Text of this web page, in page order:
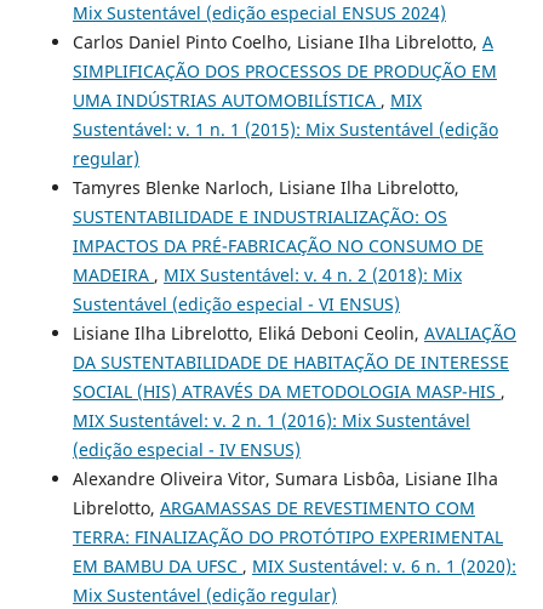
Mix Sustentável (edição especial ENSUS 2024)
Carlos Daniel Pinto Coelho, Lisiane Ilha Librelotto, A
SIMPLIFICAÇÃO DOS PROCESSOS DE PRODUÇÃO EM
UMA INDÚSTRIAS AUTOMOBILÍSTICA , MIX
Sustentável: v. 1 n. 1 (2015): Mix Sustentável (edição
regular)
Tamyres Blenke Narloch, Lisiane Ilha Librelotto,
SUSTENTABILIDADE E INDUSTRIALIZAÇÃO: OS
IMPACTOS DA PRÉ-FABRICAÇÃO NO CONSUMO DE
MADEIRA , MIX Sustentável: v. 4 n. 2 (2018): Mix
Sustentável (edição especial - VI ENSUS)
Lisiane Ilha Librelotto, Eliká Deboni Ceolin, AVALIAÇÃO
DA SUSTENTABILIDADE DE HABITAÇÃO DE INTERESSE
SOCIAL (HIS) ATRAVÉS DA METODOLOGIA MASP-HIS ,
MIX Sustentável: v. 2 n. 1 (2016): Mix Sustentável
(edição especial - IV ENSUS)
Alexandre Oliveira Vitor, Sumara Lisbôa, Lisiane Ilha
Librelotto, ARGAMASSAS DE REVESTIMENTO COM
TERRA: FINALIZAÇÃO DO PROTÓTIPO EXPERIMENTAL
EM BAMBU DA UFSC , MIX Sustentável: v. 6 n. 1 (2020):
Mix Sustentável (edição regular)